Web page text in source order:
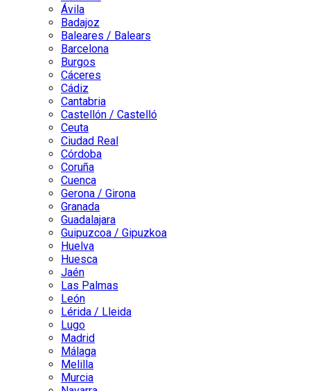
Ávila
Badajoz
Baleares / Balears
Barcelona
Burgos
Cáceres
Cádiz
Cantabria
Castellón / Castelló
Ceuta
Ciudad Real
Córdoba
Coruña
Cuenca
Gerona / Girona
Granada
Guadalajara
Guipuzcoa / Gipuzkoa
Huelva
Huesca
Jaén
Las Palmas
León
Lérida / Lleida
Lugo
Madrid
Málaga
Melilla
Murcia